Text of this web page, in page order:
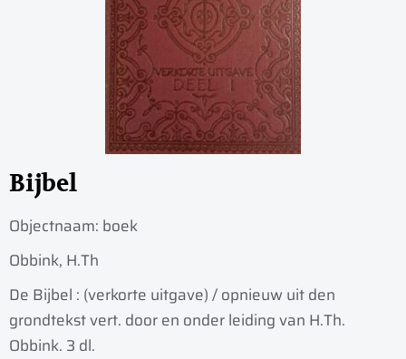
Bijbel
Objectnaam: boek
Obbink, H.Th
De Bijbel : (verkorte uitgave) / opnieuw uit den
grondtekst vert. door en onder leiding van H.Th.
Obbink. 3 dl.